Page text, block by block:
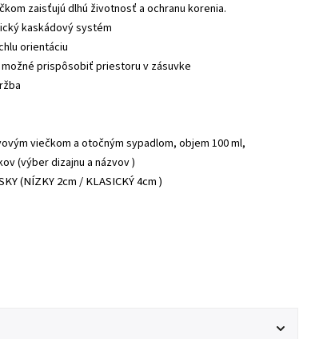
zaisťujú dlhú životnosť a ochranu korenia.
kaskádový systém
orientáciu
prispôsobiť priestoru v zásuvke
viečkom a otočným sypadlom, objem 100 ml,
(výber dizajnu a názvov )
(NÍZKY 2cm / KLASICKÝ 4cm )